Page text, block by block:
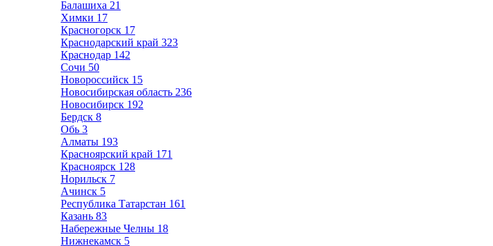
Балашиха 21
Химки 17
Красногорск 17
Краснодарский край 323
Краснодар 142
Сочи 50
Новороссийск 15
Новосибирская область 236
Новосибирск 192
Бердск 8
Обь 3
Алматы 193
Красноярский край 171
Красноярск 128
Норильск 7
Ачинск 5
Республика Татарстан 161
Казань 83
Набережные Челны 18
Нижнекамск 5